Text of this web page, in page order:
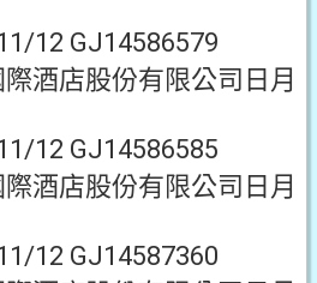
12 GJ14586579
酒店股份有限公司日月
12 GJ14586585
酒店股份有限公司日月
12 GJ14587360